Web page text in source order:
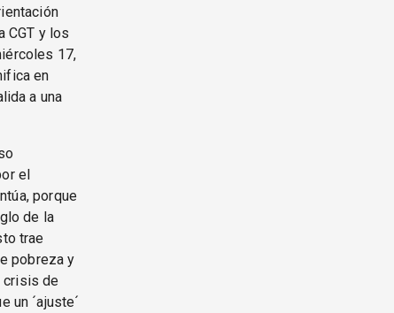
CGT y los
17,
en
a una
el
porque
de la
trae
pobreza y
crisis de
un ´ajuste´